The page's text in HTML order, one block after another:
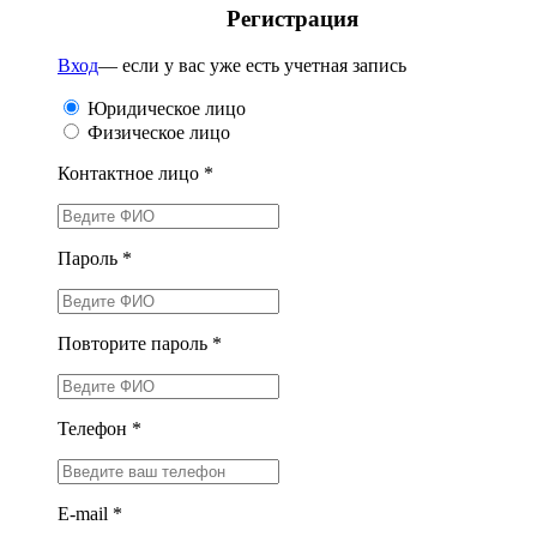
Регистрация
Вход— если у вас уже есть учетная запись
Юридическое лицо
Физическое лицо
Контактное лицо *
Пароль *
Повторите пароль *
Телефон *
E-mail *